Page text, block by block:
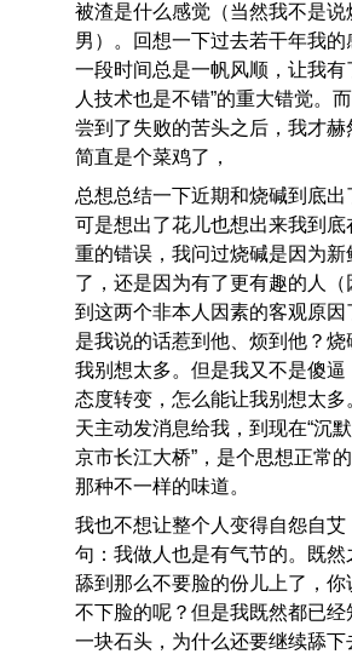
被渣是什么感觉（当然我不是说
男）。回想一下过去若干年我
一段时间总是一帆风顺，让我有
人技术也是不错”的重大错觉。
尝到了失败的苦头之后，我才
简直是个菜鸡了，
总想总结一下近期和烧碱到底出
可是想出了花儿也想出来我到底
重的错误，我问过烧碱是因为新
了，还是因为有了更有趣的人（
到这两个非本人因素的客观原因
是我说的话惹到他、烦到他？烧
我别想太多。但是我又不是傻逼
态度转变，怎么能让我别想太多
天主动发消息给我，到现在“沉
京市长江大桥”，是个思想正常
那种不一样的味道。
我也不想让整个人变得自怨自艾
句：我做人也是有气节的。既然
舔到那么不要脸的份儿上了，你
不下脸的呢？但是我既然都已经
一块石头，为什么还要继续舔下